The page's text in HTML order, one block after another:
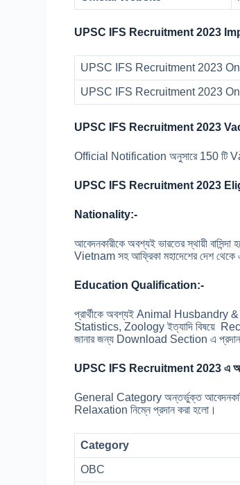
UPSC IFS Recruitment 2023
UPSC IFS Recruitment 2023
UPSC IFS Recruitment 2023
UPSC IFS Recruitment 2023
Official Notification অনুসারে 150 টি
UPSC IFS Recruitment 2023
Nationality:-
আবেদনকারীকে অবশ্যই ভারতের স্থায়ী
Vietnam সহ আফ্রিকা মহাদেশের দেশ থেকে
Education Qualification:-
প্রার্থীকে অবশ্যই Animal
Statistics, Zoology ইত্যাদি বিষয়ে
জানার জন্য Download Section এ
UPSC IFS Recruitment 2023 এ
General Category অন্তর্ভুক্ত
Relaxation নিম্নে প্রদান করা হলো।
Category
OBC